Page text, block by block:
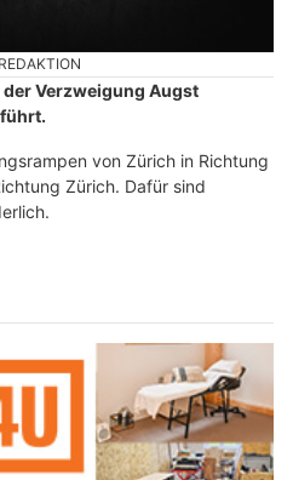
Verzweigung Augst
von Zürich in Richtung
Zürich. Dafür sind